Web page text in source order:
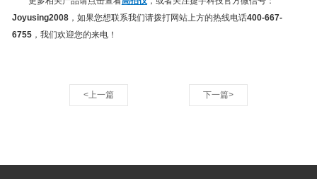
Joyusing2008，如果您想联系我们请拨打网站上方的热线电话400-667-
6755，我们欢迎您的来电！
<上一篇 下一篇>